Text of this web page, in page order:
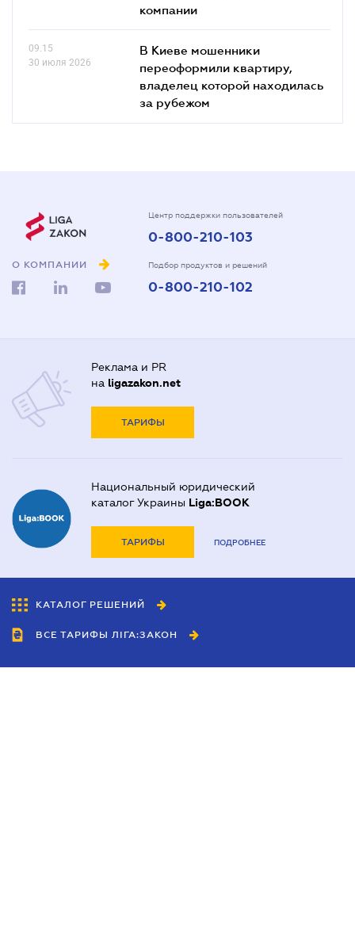
компании
09.15
30 июля 2026
В Киеве мошенники
переоформили квартиру,
владелец которой находилась
за рубежом
О КОМПАНИИ
Центр поддержки пользователей
0-800-210-103
Подбор продуктов и решений
0-800-210-102
Реклама и PR
на ligazakon.net
ТАРИФЫ
Национальный юридический
каталог Украины Liga:BOOK
ТАРИФЫ ПОДРОБНЕЕ
КАТАЛОГ РЕШЕНИЙ
ВСЕ ТАРИФЫ ЛІГА:ЗАКОН